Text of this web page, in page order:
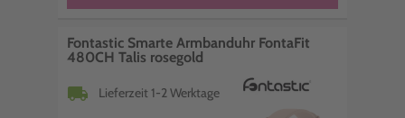
Fontastic Smarte Armbanduhr FontaFit
480CH Talis rosegold
local_shipping Lieferzeit 1-2 Werktage